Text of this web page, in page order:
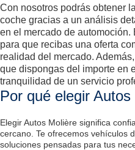
Con nosotros podrás obtener
coche gracias a un análisis
en el mercado de
para que recibas una oferta
realidad del mercado.
que dispongas del importe en
tranquilidad de un servicio
Por qué elegir
Elegir Autos Molière significa
cercano. Te ofrecemos vehículos
soluciones pensadas para tus